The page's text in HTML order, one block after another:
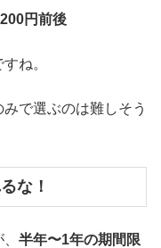
円前後
ね。
で選ぶのは難しそう
な！
半年〜1年の期間限